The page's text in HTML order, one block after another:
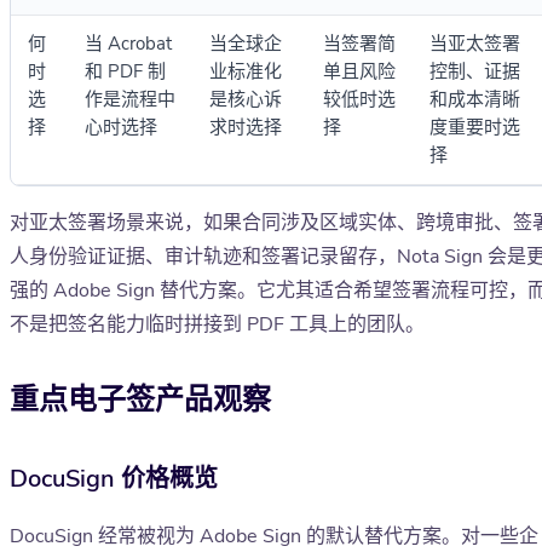
何
时
选
择
当 Acrobat
和 PDF 制
作是流程中
心时选择
当全球企
业标准化
是核心诉
求时选择
当签署简
单且风险
较低时选
择
当亚太签署
控制、证据
和成本清晰
度重要时选
择
对亚太签署场景来说，如果合同涉及区域实体、跨境审批、签
人身份验证证据、审计轨迹和签署记录留存，Nota Sign 会是
强的 Adobe Sign 替代方案。它尤其适合希望签署流程可控，
不是把签名能力临时拼接到 PDF 工具上的团队。
重点电子签产品观察
DocuSign 价格概览
DocuSign 经常被视为 Adobe Sign 的默认替代方案。对一些企